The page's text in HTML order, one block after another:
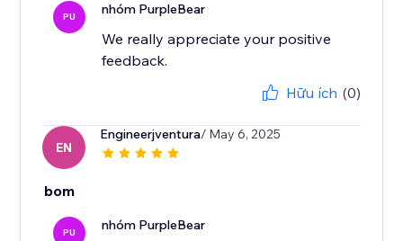
PU nhóm PurpleBear
We really appreciate your positive
feedback.
Hữu ích (0)
EN
Engineerjventura/ May 6, 2025
bom
PU nhóm PurpleBear